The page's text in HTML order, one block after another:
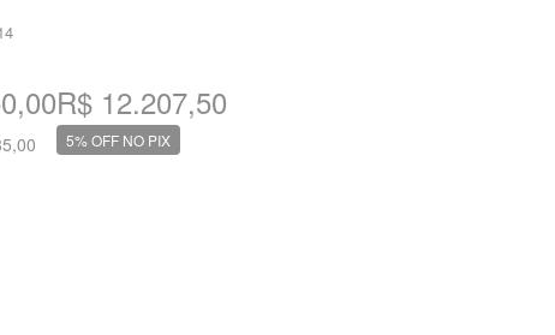
R$ 12.207,50
5% OFF NO PIX